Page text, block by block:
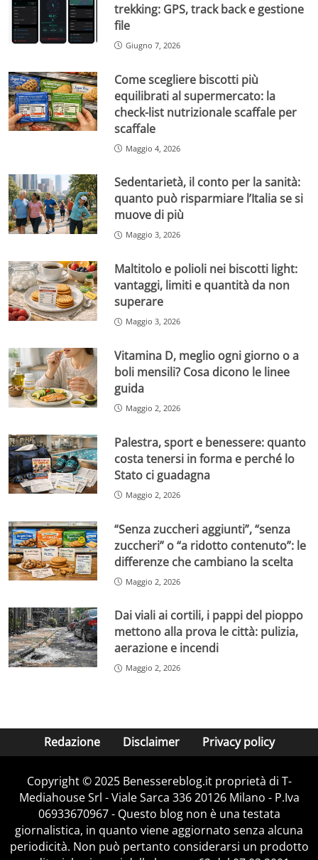
trekking: GPS, track back e gestione
file
Giugno 7, 2026
Come scegliere biscotti più
equilibrati al supermercato: la
check-list nutrizionale scaffale per
scaffale
Maggio 4, 2026
Sedentarietà, il conto per la sanità:
quanto può risparmiare l’Italia se si
muove di più
Maggio 3, 2026
Maltitolo e polioli nei biscotti light:
vantaggi, limiti e quantità da non
superare
Maggio 3, 2026
Vitamina D, meglio ogni giorno o a
boli mensili? Cosa dicono le linee
guida
Maggio 2, 2026
Palestra, sport e benessere: quanto
costa tenersi in forma e perché lo
Stato ci guadagna
Maggio 2, 2026
“Senza zuccheri aggiunti”, “senza
zuccheri” o “a ridotto contenuto”: le
differenze che cambiano la scelta
Maggio 2, 2026
Dai viali ai cortili, i pappi del pioppo
mettono alla prova le città: pulizia,
aerazione e incendi
Maggio 2, 2026
Redazione Disclaimer Privacy policy
Copyright © 2025 Benessereblog.it proprietà di T-
Mediahouse Srl - Viale Sarca 336 20126 Milano - P.Iva
06933670967 - Questo blog non è una testata
giornalistica, in quanto viene aggiornato senza alcuna
periodicità. Non può pertanto considerarsi un prodotto